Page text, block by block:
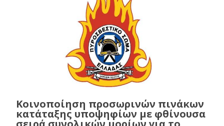
Κοινοποίηση προσωρινών πινάκων
κατάταξης υποψηφίων με φθίνουσα